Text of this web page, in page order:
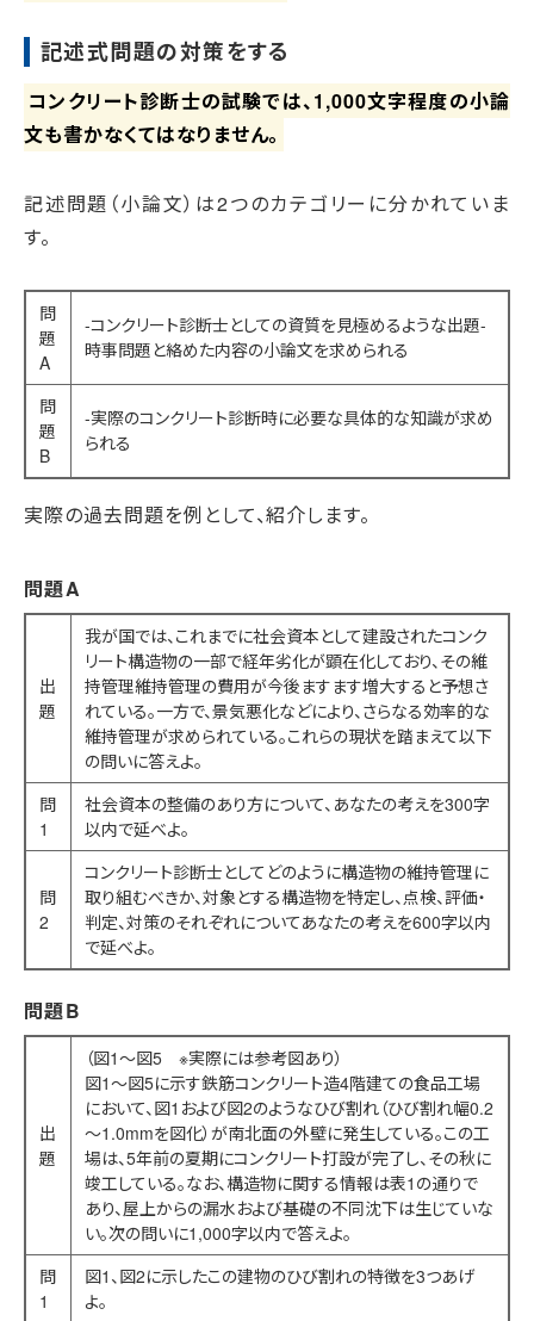
記述式問題の対策をする
コンクリート診断士の試験では、1,000文字程度の小論
文も書かなくてはなりません。
記述問題（小論文）は2つのカテゴリーに分かれていま
す。
問
題
A
-コンクリート診断士としての資質を見極めるような出題-
時事問題と絡めた内容の小論文を求められる
問
題
B
-実際のコンクリート診断時に必要な具体的な知識が求め
られる
実際の過去問題を例として、紹介します。
問題A
出
題
我が国では、これまでに社会資本として建設されたコンク
リート構造物の一部で経年劣化が顕在化しており、その維
持管理維持管理の費用が今後ますます増大すると予想さ
れている。一方で、景気悪化などにより、さらなる効率的な
維持管理が求められている。これらの現状を踏まえて以下
の問いに答えよ。
問
1
社会資本の整備のあり方について、あなたの考えを300字
以内で延べよ。
問
2
コンクリート診断士としてどのように構造物の維持管理に
取り組むべきか、対象とする構造物を特定し、点検、評価・
判定、対策のそれぞれについてあなたの考えを600字以内
で延べよ。
問題B
出
題
（図1～図5 ※実際には参考図あり）
図1～図5に示す鉄筋コンクリート造4階建ての食品工場
において、図1および図2のようなひび割れ（ひび割れ幅0.2
～1.0mmを図化）が南北面の外壁に発生している。この工
場は、5年前の夏期にコンクリート打設が完了し、その秋に
竣工している。なお、構造物に関する情報は表1の通りで
あり、屋上からの漏水および基礎の不同沈下は生じていな
い。次の問いに1,000字以内で答えよ。
問
1
図1、図2に示したこの建物のひび割れの特徴を3つあげ
よ。